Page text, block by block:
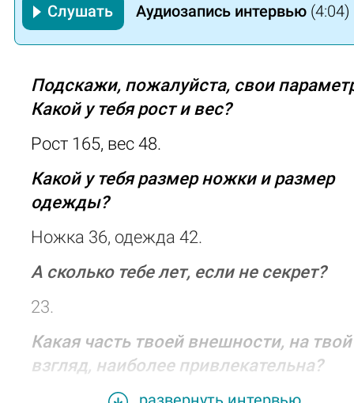
Аудиозапись интервью (4:04)
Слушать
Подскажи, пожалуйста, свои
Какой у тебя рост и вес?
Рост 165, вес 48.
Какой у тебя размер ножки и размер
одежды?
Ножка 36, одежда 42.
А сколько тебе лет, если не секрет?
23.
Какая часть твоей внешности, на твой
взгляд, наиболее привлекательна?